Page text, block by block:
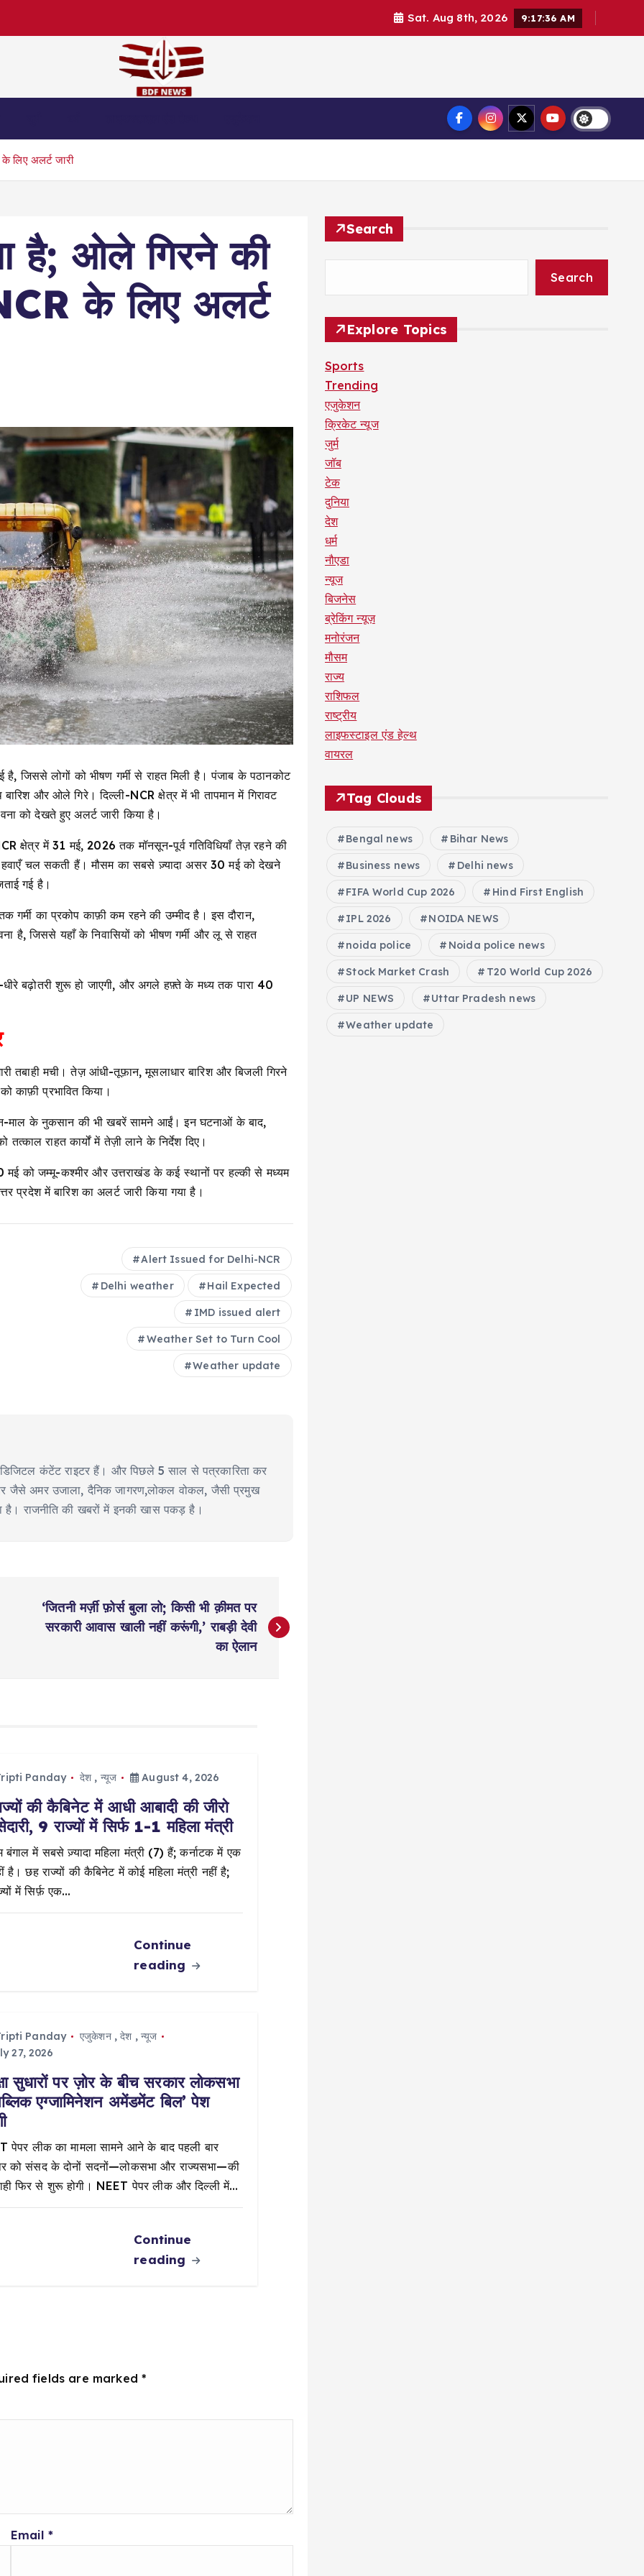
Sat. Aug 8th, 2026 9:17:38 AM
लिए अलर्ट जारी
है; ओले गिरने की
के लिए अलर्ट
है, जिससे लोगों को भीषण गर्मी से राहत मिली है। पंजाब के पठानकोट
और ओले गिरे। दिल्ली-NCR क्षेत्र में भी तापमान में गिरावट
को देखते हुए अलर्ट जारी किया है।
क्षेत्र में 31 मई, 2026 तक मॉनसून-पूर्व गतिविधियाँ तेज़ रहने की
चल सकती हैं। मौसम का सबसे ज़्यादा असर 30 मई को देखने
गई है।
का प्रकोप काफ़ी कम रहने की उम्मीद है। इस दौरान,
है, जिससे यहाँ के निवासियों को भीषण गर्मी और लू से राहत
बढ़ोतरी शुरू हो जाएगी, और अगले हफ़्ते के मध्य तक पारा 40
तबाही मची। तेज़ आंधी-तूफ़ान, मूसलाधार बारिश और बिजली गिरने
काफ़ी प्रभावित किया।
माल के नुकसान की भी खबरें सामने आईं। इन घटनाओं के बाद,
राहत कार्यों में तेज़ी लाने के निर्देश दिए।
मई को जम्मू-कश्मीर और उत्तराखंड के कई स्थानों पर हल्की से मध्यम
प्रदेश में बारिश का अलर्ट जारी किया गया है।
Alert Issued for Delhi-NCR
Delhi weather Hail Expected
IMD issued alert
Weather Set to Turn Cool
Weather update
डिजिटल कंटेंट राइटर हैं। और पिछले 5 साल से पत्रकारिता कर
जैसे अमर उजाला, दैनिक जागरण,लोकल वोकल, जैसी प्रमुख
राजनीति की खबरों में इनकी खास पकड़ है।
‘जितनी मर्ज़ी फ़ोर्स बुला लो; किसी भी क़ीमत पर
सरकारी आवास खाली नहीं करूंगी,’ राबड़ी देवी
का ऐलान
Panday देश , न्यूज August 4, 2026
की कैबिनेट में आधी आबादी की जीरो
9 राज्यों में सिर्फ 1-1 महिला मंत्री
बंगाल में सबसे ज़्यादा महिला मंत्री (7) हैं; कर्नाटक में एक
है। छह राज्यों की कैबिनेट में कोई महिला मंत्री नहीं है;
में सिर्फ़ एक…
Continue
reading
Panday एजुकेशन,देश ,न्यूज
27, 2026
सुधारों पर ज़ोर के बीच सरकार लोकसभा
एग्जामिनेशन अमेंडमेंट बिल’ पेश
पेपर लीक का मामला सामने आने के बाद पहली बार
को संसद के दोनों सदनों—लोकसभा और राज्यसभा—की
फिर से शुरू होगी। NEET पेपर लीक और दिल्ली में…
Continue
reading
fields are marked*
Email *
Search
Search
Explore Topics
Sports
Trending
एजुकेशन
क्रिकेट न्यूज
जुर्म
जॉब
टेक
दुनिया
देश
धर्म
नौएडा
न्यूज
बिजनेस
ब्रेकिंग न्यूज़
मनोरंजन
मौसम
राज्य
राशिफल
राष्ट्रीय
लाइफस्टाइल एंड हेल्थ
वायरल
Tag Clouds
Bengal news Bihar News
Business news Delhi news
FIFA World Cup 2026 Hind First English
IPL 2026 NOIDA NEWS
noida police Noida police news
Stock Market Crash T20 World Cup 2026
UP NEWS Uttar Pradesh news
Weather update